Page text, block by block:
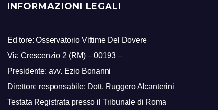
INFORMAZIONI LEGALI
Editore: Osservatorio Vittime Del Dovere
Via Crescenzio 2 (RM) – 00193 –
Presidente: avv. Ezio Bonanni
Direttore responsabile: Dott. Ruggero Alcanterini
Testata Registrata presso il Tribunale di Roma